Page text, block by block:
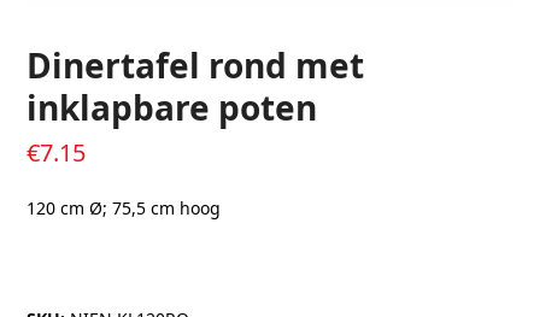
Dinertafel rond met
inklapbare poten
€7.15
120 cm Ø; 75,5 cm hoog